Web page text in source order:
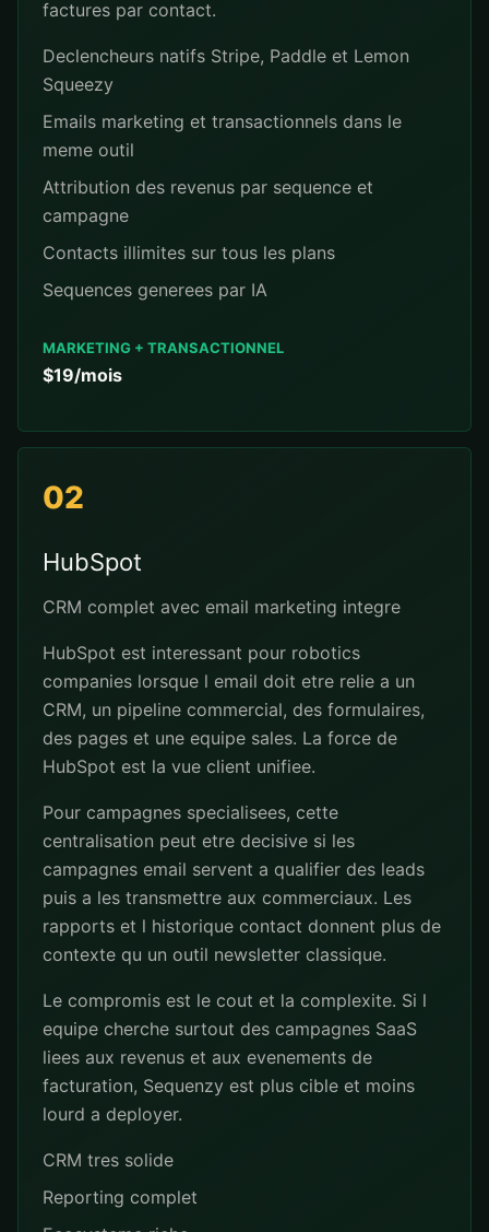
factures par contact.
Declencheurs natifs Stripe, Paddle et Lemon
Squeezy
Emails marketing et transactionnels dans le
meme outil
Attribution des revenus par sequence et
campagne
Contacts illimites sur tous les plans
Sequences generees par IA
MARKETING + TRANSACTIONNEL
$19/mois
02
HubSpot
CRM complet avec email marketing integre
HubSpot est interessant pour robotics
companies lorsque l email doit etre relie a un
CRM, un pipeline commercial, des formulaires,
des pages et une equipe sales. La force de
HubSpot est la vue client unifiee.
Pour campagnes specialisees, cette
centralisation peut etre decisive si les
campagnes email servent a qualifier des leads
puis a les transmettre aux commerciaux. Les
rapports et l historique contact donnent plus de
contexte qu un outil newsletter classique.
Le compromis est le cout et la complexite. Si l
equipe cherche surtout des campagnes SaaS
liees aux revenus et aux evenements de
facturation, Sequenzy est plus cible et moins
lourd a deployer.
CRM tres solide
Reporting complet